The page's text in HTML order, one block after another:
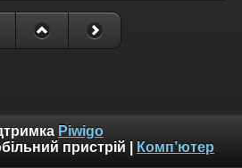
Piwigo
пристрій Комп’ютер